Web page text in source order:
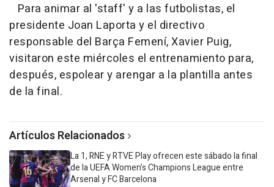
Para animar al 'staff' y a las futbolistas, el
presidente Joan Laporta y el directivo
responsable del Barça Femení, Xavier Puig,
visitaron este miércoles el entrenamiento para,
después, espolear y arengar a la plantilla antes
de la final.
Artículos Relacionados
La 1, RNE y RTVE Play ofrecen este sábado la final
de la UEFA Women's Champions League entre
Arsenal y FC Barcelona